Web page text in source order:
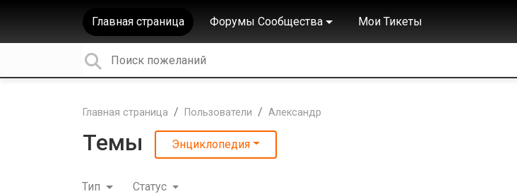
Главная страница Форумы Сообщества Мои Тикеты
Главная страница Пользователи Александр
Темы Энциклопедия
Тип Статус